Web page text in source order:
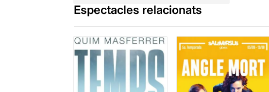
Espectacles relacionats